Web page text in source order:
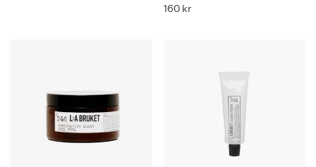
160 kr